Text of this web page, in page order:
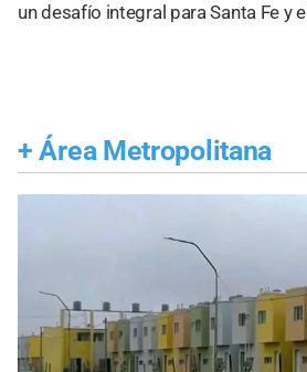
un desafío integral para Santa Fe y
+ Área Metropolitana